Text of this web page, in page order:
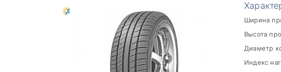
Ширина
Высота
Диаметр
Индекс